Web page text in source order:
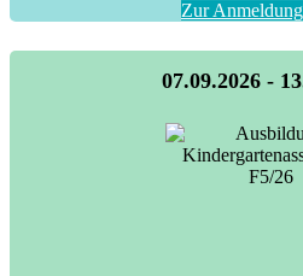
Zur
07.09.2026 -